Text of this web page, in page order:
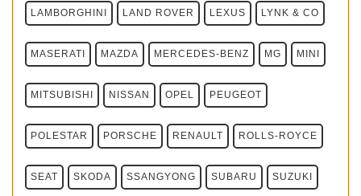
LAMBORGHINI LAND ROVER LEXUS LYNK & CO
MASERATI MAZDA MERCEDES-BENZ MG MINI
MITSUBISHI NISSAN OPEL PEUGEOT
POLESTAR PORSCHE RENAULT ROLLS-ROYCE
SEAT SKODA SSANGYONG SUBARU SUZUKI